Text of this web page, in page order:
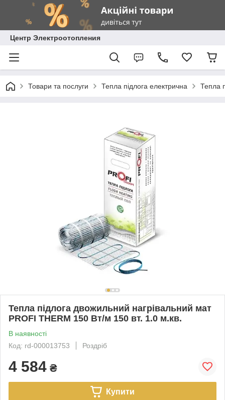
Центр Электроотопления
Товари та послуги Тепла підлога електрична Тепла
Тепла підлога двожильний нагрівальний мат
PROFI THERM 150 Вт/м 150 вт. 1.0 м.кв.
В наявності
Код: rd-000013753
Роздріб
4 584 ₴
Купити